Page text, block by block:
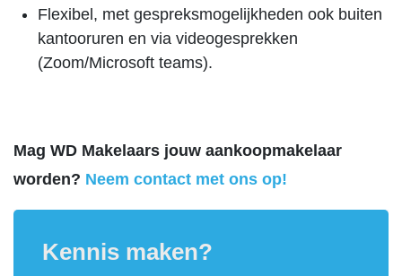
Flexibel, met gespreksmogelijkheden ook buiten
kantooruren en via videogesprekken
(Zoom/Microsoft teams).
Mag WD Makelaars jouw aankoopmakelaar
worden? Neem contact met ons op!
Kennis maken?